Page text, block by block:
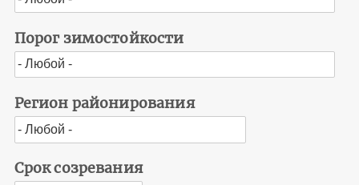
Порог зимостойкости
Регион районирования
Срок созревания